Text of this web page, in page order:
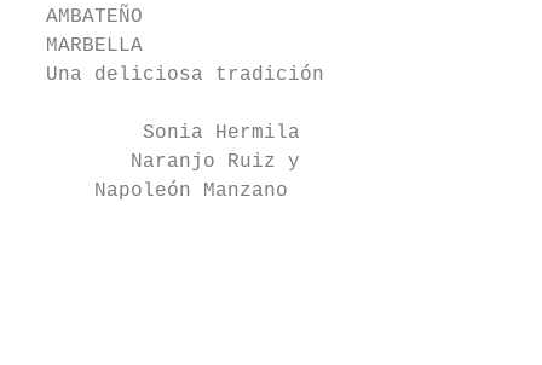
  AMBATEÑO
  MARBELLA
  Una deliciosa tradición
          Sonia Hermila
         Naranjo Ruiz y
      Napoleón Manzano